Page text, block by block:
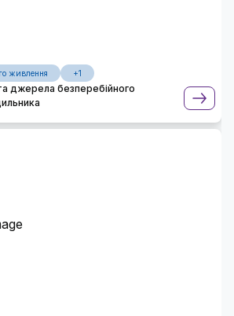
живлення +1
джерела безперебійного